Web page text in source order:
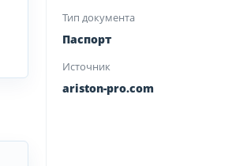
Тип документа
Паспорт
Источник
ariston-pro.com